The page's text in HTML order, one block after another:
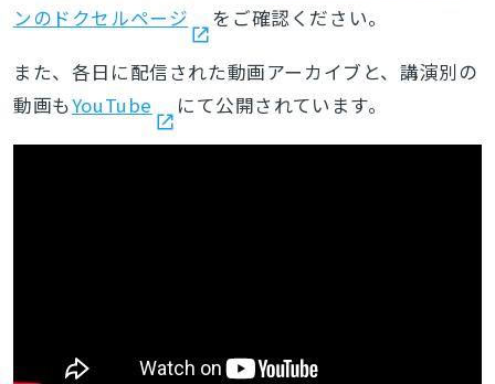
ンのドクセルページ
をご確認ください。
また、 各日に配信された動画アーカイブと、 講演別の
動画もYouTube にて公開されています。